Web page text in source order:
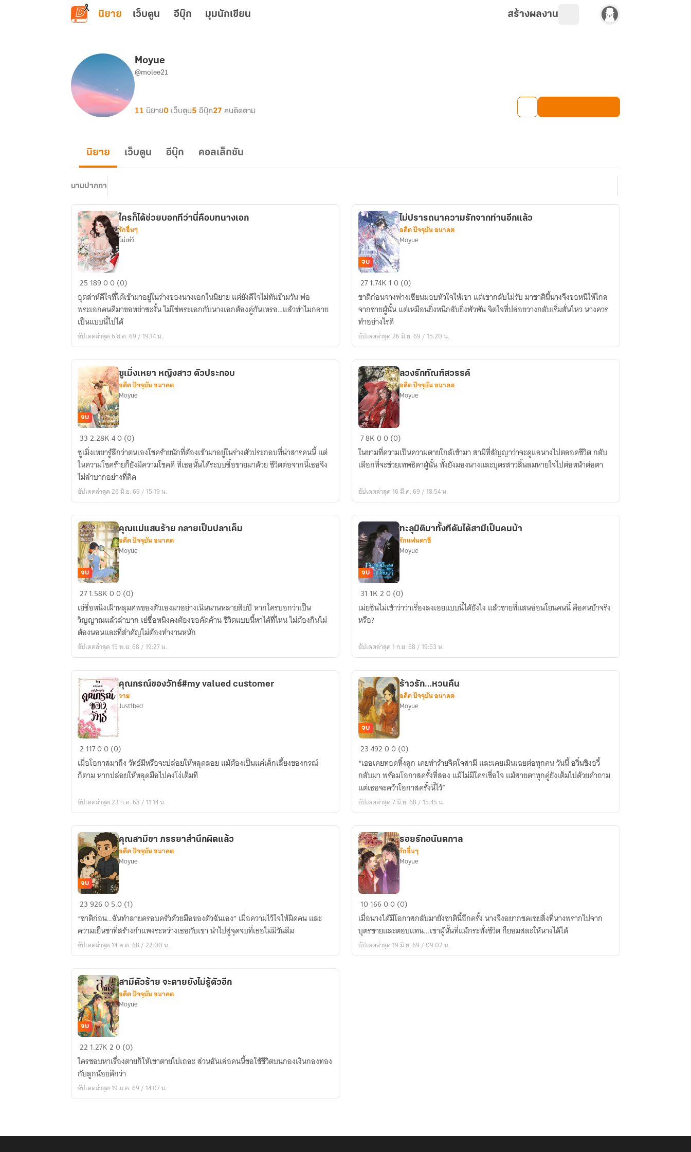
ข้ามไปยังเนื้อหาหลัก
นิยาย เว็บตูน อีบุ๊ก มุมนักเขียน สร้างผลงาน
Moyue
@molee21
11 นิยาย0 เว็บตูน5 อีบุ๊ก27 คนติดตาม
นิยาย เว็บตูน อีบุ๊ก คอลเล็กชัน
นามปากกา
ใคร
ก็ได้
ช่วย
บอก
ที
ว่า
คือ
บท
นางเอก
ใครก็ได้ช่วยบอกทีว่านี่คือบทนางเอก
รักอื่นๆ
โม่เย่ว์
25 18900 (0)
อุตส่าห์ดีใจที่ได้เข้ามาอยู่ในร่างของนางเอกในนิยาย แต่ยังดีใจไม่ทันข้ามวัน พ่อ
พระเอกคนดีมาขอหย่าซะงั้น ไม่ใช่พระเอกกับนางเอกต้องคู่กันเหรอ…แล้วทำไมกลาย
เป็นแบบนี้ไปได้
อัปเดตล่าสุด 6 ส.ค. 69 / 19:14 น.
ไม่
ปรารถนา
ความ
รัก
จาก
ท่าน
แล้ว
จบ
ไม่ปรารถนาความรักจากท่านอีกแล้ว
อดีต ปัจจุบัน อนาคต
Moyue
271.74K 10 (0)
ชาติก่อนจางฟางเซียนมอบหัวใจให้เขา แต่เขากลับไม่รับ มาชาตินี้นางจึงขอหนีให้ไกล
จากชายผู้นั้น แต่เหมือนยิ่งหนีกลับยิ่งพัวพัน จิตใจที่ปล่อยวางกลับเริ่มสั่นไหว นางควร
ทำอย่างไรดี
อัปเดตล่าสุด 26 มิ.ย. 69 / 15:20 น.
ซู
เมิ่ง
เหยา
หญิง
สาว
ตัวประกอบ
จบ
ซูเมิ่งเหยา หญิงสาว ตัวประกอบ
อดีต ปัจจุบัน อนาคต
Moyue
332.28K40 (0)
ซูเมิ่งเหยารู้สึกว่าตนเองโชคร้ายนักที่ต้องเข้ามาอยู่ในร่างตัวประกอบที่น่าสารคนนี้ แต่
ในความโชคร้ายก็ยังมีความโชคดี ที่เธอนั้นได้ระบบซื้อขายมาด้วย ชีวิตต่อจากนี้เธอจึง
ไม่ลำบากอย่างที่คิด
อัปเดตล่าสุด 26 มิ.ย. 69 / 15:19 น.
ลวง
รัก
ทัณฑ์
สวรรค์
ลวงรักทัณฑ์สวรรค์
อดีต ปัจจุบัน อนาคต
Moyue
78K00 (0)
ในยามที่ความเป็นความตายใกล้เข้ามา สามีที่สัญญาว่าจะดูแลนางไปตลอดชีวิต กลับ
เลือกที่จะช่วยเทพธิดาผู้นั้น ทั้งยังมองนางและบุตรสาวสิ้นลมหายใจไปต่อหน้าต่อตา
อัปเดตล่าสุด 16 มี.ค. 69 / 18:54 น.
คุณ
แม่
แสน
ร้าย
กลาย
เป็น
เค็ม
จบ
คุณแม่แสนร้าย กลายเป็นปลาเค็ม
อดีต ปัจจุบัน อนาคต
Moyue
271.58K00 (0)
เย่ซื่อหนิงเฝ้าหลุมศพของตัวเองมาอย่างเนินนานหลายสิบปี หากใครบอกว่าเป็น
วิญญาณแล้วลำบาก เย่ซื่อหนิงคงต้องขอคัดค้าน ชีวิตแบบนี้หาได้ที่ไหน ไม่ต้องกินไม่
ต้องนอนและที่สำคัญไม่ต้องทำงานหนัก
อัปเดตล่าสุด 15 พ.ย. 68 / 19:27 น.
ทะลุ
มิติ
มา
ทั้งที
ได้
เป็น
คน
บ้า
จบ
ทะลุมิติมาทั้งทีดันได้สามีเป็นคนบ้า
รักแฟนตาซี
Moyue
31 1K20 (0)
เม่ยซินไม่เข้าว่าว่าเรื่องลงเอยแบบนี้ได้ยังไง แล้วชายที่แสนอ่อนโยนคนนี้ คือคนบ้าจริง
หรือ?
อัปเดตล่าสุด 1 ก.ย. 68 / 19:53 น.
คุณ
กรณ์
ของ
วัทธ์#my
customer
คุณกรณ์ของวัทธ์#my valued customer
วาย
Just1bed
2 11700 (0)
เมื่อโอกาสมาถึง วัทธ์มีหรือจะปล่อยให้หลุดลอย แม้ต้องเป็นแค่เด็กเลี้ยงของกรณ์
ก็ตาม หากปล่อยให้หลุดมือไปคงโง่เต็มที
อัปเดตล่าสุด 23 ก.ค. 68 / 11:14 น.
ร้าว
หวน
คืน
จบ
ร้าวรัก…หวนคืน
อดีต ปัจจุบัน อนาคต
Moyue
2349200 (0)
“เธอเคยทอดทิ้งลูก เคยทำร้ายจิตใจสามี และเคยเมินเฉยต่อทุกคน วันนี้ อวิ๋นชิงอวี้
กลับมา พร้อมโอกาสครั้งที่สอง แม้ไม่มีใครเชื่อใจ แม้สายตาทุกคู่ยังเต็มไปด้วยคำถาม
แต่เธอจะคว้าโอกาสครั้งนี้ไว้”
อัปเดตล่าสุด 7 มิ.ย. 68 / 15:45 น.
คุณ
สามี
ขา
ภรรยา
สำนึก
แล้ว
จบ
คุณสามีขา ภรรยาสำนึกผิดแล้ว
อดีต ปัจจุบัน อนาคต
Moyue
2392605.0 (1)
“ชาติก่อน…ฉันทำลายครอบครัวด้วยมือของตัวฉันเอง” เมื่อความไว้ใจให้ผิดคน และ
ความเย็นชาที่สร้างกำแพงระหว่างเธอกับเขา นำไปสู่จุดจบที่เธอไม่มีวันลืม
อัปเดตล่าสุด 14 พ.ค. 68 / 22:00 น.
รอย
รัก
อนันต
กาล
รอยรักอนันตกาล
รักอื่นๆ
Moyue
1016600 (0)
เมื่อนางได้มีโอกาสกลับมายังชาตินี้อีกครั้ง นางจึงอยากชดเชยสิ่งที่นางพรากไปจาก
บุตรชายและตอบแทน...เขาผู้นั้นที่แม้กระทั่งชีวิต ก็ยอมสละให้นางได้ได้
อัปเดตล่าสุด 19 มิ.ย. 69 / 09:02 น.
สามี
ตัว
ร้าย
จะ
ตาย
จบ
สามีตัวร้าย จะตายยังไม่รู้ตัวอีก
อดีต ปัจจุบัน อนาคต
Moyue
22 1.27K20 (0)
ใครชอบหาเรื่องตายก็ให้เขาตายไปเถอะ ส่วนอันเล่อคนนี้ขอใช้ชีวิตบนกองเงินกองทอง
กับลูกน้อยดีกว่า
อัปเดตล่าสุด 19 ม.ค. 69 / 14:07 น.